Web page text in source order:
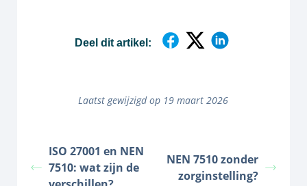
Deel dit artikel:
Laatst gewijzigd op 19 maart 2026
ISO 27001 en NEN
7510: wat zijn de
NEN 7510 zonder
zorginstelling?